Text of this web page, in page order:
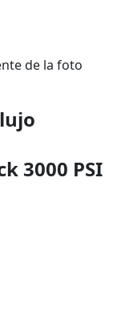
de la foto
3000 PSI